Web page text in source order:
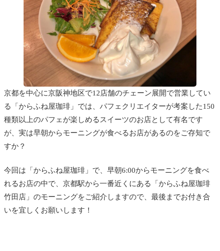
京都を中心に京阪神地区で12店舗のチェーン展開で営業してい
る「からふね屋珈琲」では、パフェクリエイターが考案した150
種類以上のパフェが楽しめるスイーツのお店として有名です
が、実は早朝からモーニングが食べるお店があるのをご存知で
すか？
今回は「からふね屋珈琲」で、早朝6:00からモーニングを食べ
れるお店の中で、京都駅から一番近くにある「からふね屋珈琲
竹田店」のモーニングをご紹介しますので、最後までお付き合
いを宜しくお願いします！